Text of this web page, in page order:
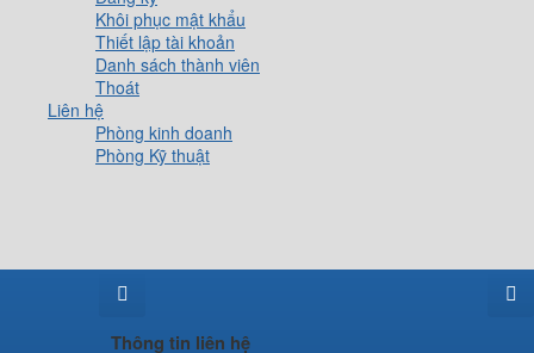
Thông tin liên hệ
Khôi phục mật khẩu
Thiết lập tài khoản
Danh sách thành viên
Thoát
Liên hệ
Phòng kinh doanh
Phòng Kỹ thuật